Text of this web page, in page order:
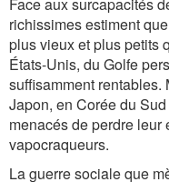
richissimes estiment
plus vieux et plus petits
États-Unis, du Golfe
suffisamment
Japon, en Corée du
menacés de perdre leur
vapocraqueurs.
La guerre sociale que